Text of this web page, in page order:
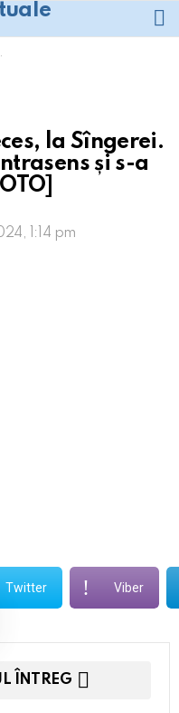
la Sîngerei.
și s-a
1:14 pm
Twitter Viber
ÎNTREG